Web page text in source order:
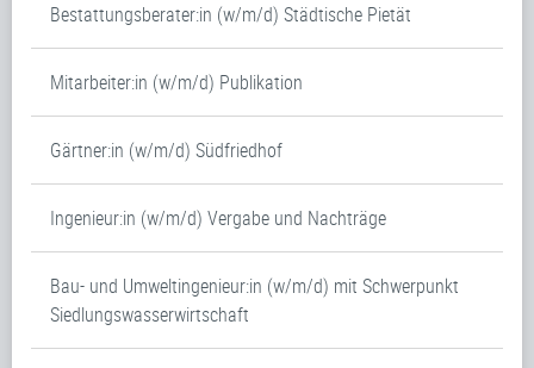
Bestattungsberater:in (w/m/d) Städtische Pietät
Mitarbeiter:in (w/m/d) Publikation
Gärtner:in (w/m/d) Südfriedhof
Ingenieur:in (w/m/d) Vergabe und Nachträge
Bau- und Umweltingenieur:in (w/m/d) mit Schwerpunkt
Siedlungswasserwirtschaft